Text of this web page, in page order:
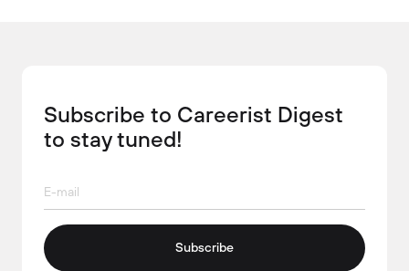
Subscribe to Careerist Digest
to stay tuned!
Subscribe